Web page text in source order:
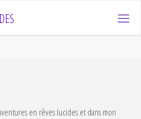
DES
en rêves lucides et dans mon